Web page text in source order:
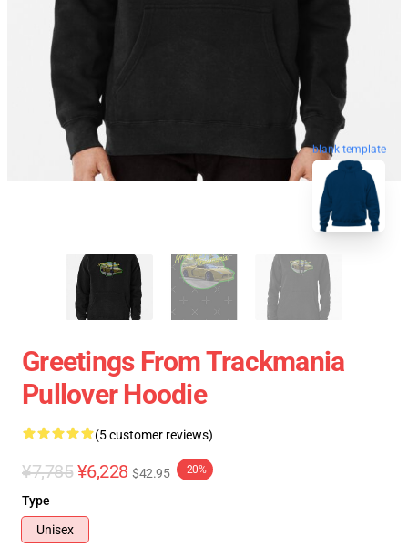
blank template
Greetings From Trackmania
Pullover Hoodie
(5 customer reviews)
¥7,785 ¥6,228 $42.95 -20%
Type
Unisex